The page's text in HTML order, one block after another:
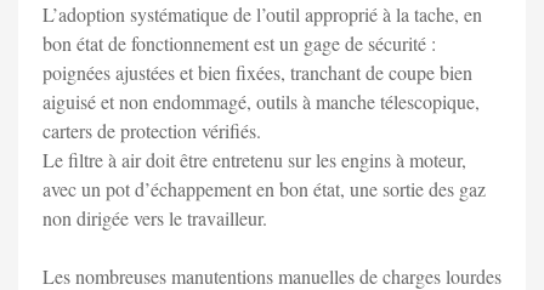
L’adoption systématique de l’outil approprié à la tache, en
bon état de fonctionnement est un gage de sécurité :
poignées ajustées et bien fixées, tranchant de coupe bien
aiguisé et non endommagé, outils à manche télescopique,
carters de protection vérifiés.
Le filtre à air doit être entretenu sur les engins à moteur,
avec un pot d’échappement en bon état, une sortie des gaz
non dirigée vers le travailleur.
Les nombreuses manutentions manuelles de charges lourdes